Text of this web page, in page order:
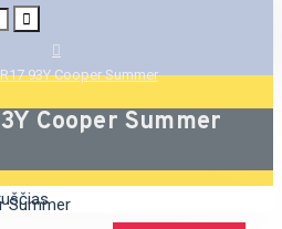
93Y Cooper Summer
Cooper Summer